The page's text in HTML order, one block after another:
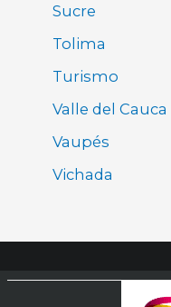
Sucre
Tolima
Turismo
Valle del Cauca
Vaupés
Vichada